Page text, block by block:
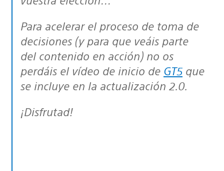
Para acelerar el proceso de toma de
decisiones (y para que veáis parte
del contenido en acción) no os
perdáis el vídeo de inicio de GT5 que
se incluye en la actualización 2.0.
¡Disfrutad!